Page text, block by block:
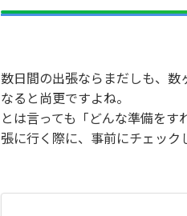
数日間の出張ならまだしも、
なると尚更ですよね。
とは言っても「どんな準備を
張に行く際に、事前にチェック